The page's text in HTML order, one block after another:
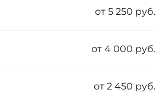
от 5 250 руб.
от 4 000 руб.
от 2 450 руб.